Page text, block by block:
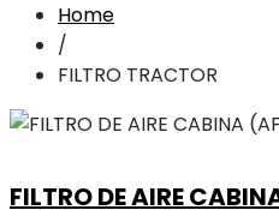
Home
/
FILTRO TRACTOR
FILTRO DE AIRE